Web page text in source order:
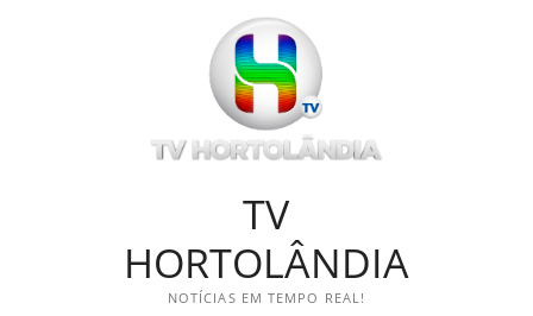
TV
HORTOLÂNDIA
NOTÍCIAS EM TEMPO REAL!